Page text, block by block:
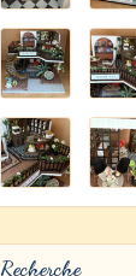
Recherche